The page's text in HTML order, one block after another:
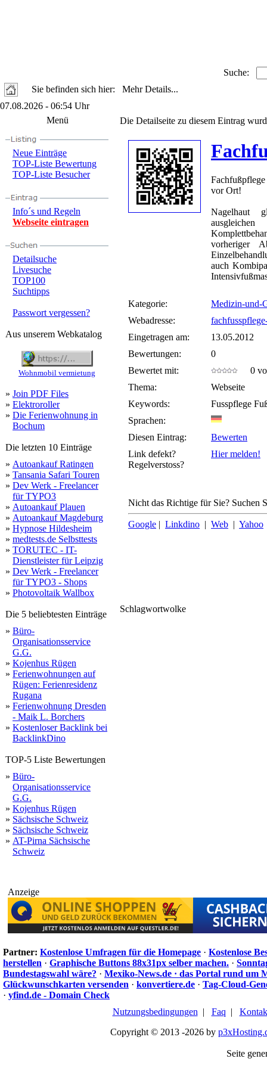
Suche:
Sie befinden sich hier: Mehr Details...
07.08.2026 - 06:54 Uhr
Menü
Neue Einträge
TOP-Liste Bewertung
TOP-Liste Besucher
Info´s und Regeln
Webseite eintragen
Detailsuche
Livesuche
TOP100
Suchtipps
Passwort vergessen?
Aus unserem Webkatalog
Wohnmobil vermietung
» Join PDF Files
» Elektroroller
» Die Ferienwohnung in
Bochum
Die letzten 10 Einträge
» Autoankauf Ratingen
» Tansania Safari Touren
» Dev Werk - Freelancer
für TYPO3
» Autoankauf Plauen
» Autoankauf Magdeburg
» Hypnose Hildesheim
» medtests.de Selbsttests
» TORUTEC - IT-
Dienstleister für Leipzig
» Dev Werk - Freelancer
für TYPO3 - Shops
» Photovoltaik Wallbox
Die 5 beliebtesten Einträge
» Büro-
Organisationsservice
G.G.
» Kojenhus Rügen
» Ferienwohnungen auf
Rügen: Ferienresidenz
Rugana
» Ferienwohnung Dresden
- Maik L. Borchers
» Kostenloser Backlink bei
BacklinkDino
TOP-5 Liste Bewertungen
» Büro-
Organisationsservice
G.G.
» Kojenhus Rügen
» Sächsische Schweiz
» Sächsische Schweiz
» AT-Pirna Sächsische
Schweiz
Die Detailseite zu diesem Eintrag
vor Ort!
Nagelhaut
vorheriger
auch
Kategorie:
Medizin-und-
Webadresse:
Eingetragen am:
13.05.2012
Bewertungen:
0
Bewertet mit:
0
Thema:
Webseite
Keywords:
Fusspflege
Sprachen:
Diesen Eintrag:
Bewerten
Link defekt?
Regelverstoss?
Hier melden!
Nicht das Richtige für Sie? Suchen
Google | Linkdino | Web | Yahoo
Schlagwortwolke
Anzeige
Partner: Kostenlose Umfragen für die Homepage · Kostenlose
herstellen · Graphische Buttons 88x31px selber machen. ·
Bundestagswahl wäre? · Mexiko-News.de · das Portal rund um
Glückwunschkarten versenden · konvertiere.de · Tag-Cloud-
· yfind.de - Domain Check
Nutzungsbedingungen | Faq |
Copyright © 2013 -2026 by
Seite